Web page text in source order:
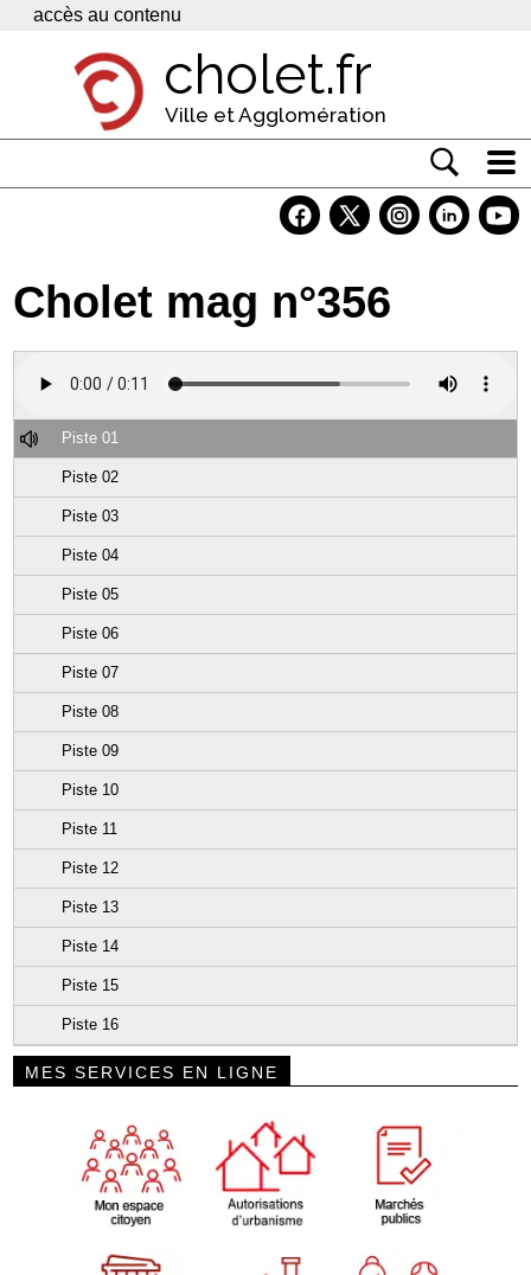
Panneau de gestion des cookies
accès au contenu
cholet.fr
Ville et Agglomération
Economie
Services
Cholet mag n°356
Piste 01
Piste 02
Piste 03
Piste 04
Piste 05
Piste 06
Piste 07
Piste 08
Piste 09
Piste 10
Piste 11
Piste 12
Piste 13
Piste 14
Piste 15
Piste 16
MES SERVICES EN LIGNE